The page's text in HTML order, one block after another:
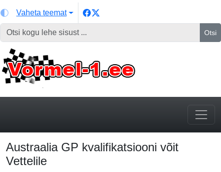
Vaheta teemat
Otsi
Austraalia GP kvalifikatsiooni võit
Vettelile